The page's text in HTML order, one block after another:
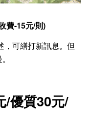
費-15元/則)
，可繕打新訊息。但
/優質30元/